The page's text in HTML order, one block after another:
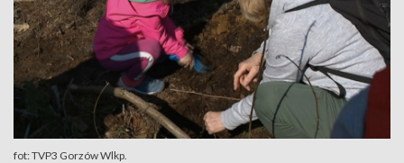
fot: TVP3 Gorzów Wlkp.